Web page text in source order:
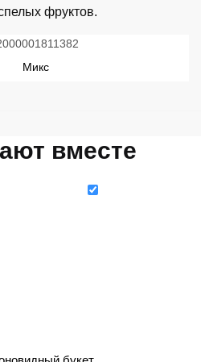
фруктов.
Микс
вместе